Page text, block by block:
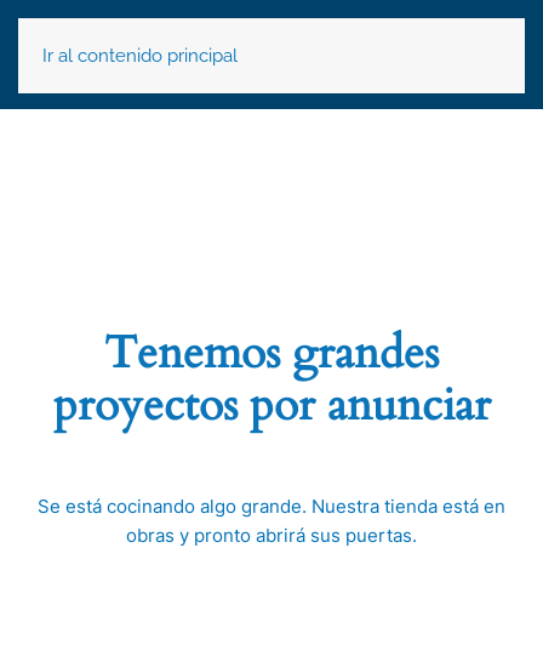
Ir al contenido principal
Tenemos grandes
proyectos por anunciar
Se está cocinando algo grande. Nuestra tienda está en
obras y pronto abrirá sus puertas.